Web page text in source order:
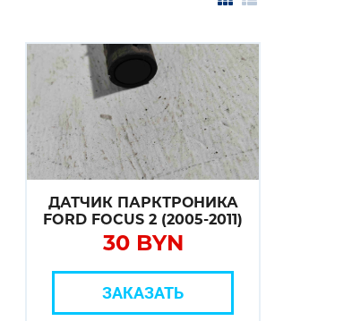
ДАТЧИК ПАРКТРОНИКА
FORD FOCUS 2 (2005-2011)
30 BYN
ЗАКАЗАТЬ